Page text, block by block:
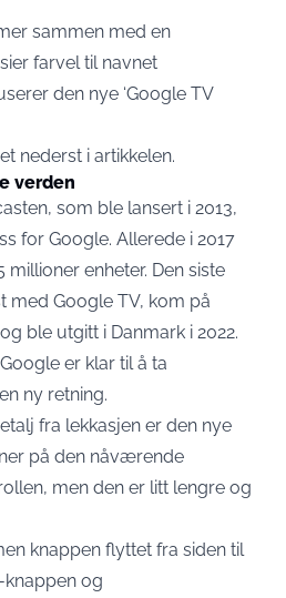
sammen med en
farvel til navnet
den nye ‘Google TV
nederst i artikkelen.
verden
som ble lansert i 2013,
for Google. Allerede i 2017
enheter. Den siste
med Google TV, kom på
ble utgitt i Danmark i 2022.
er klar til å ta
ny retning.
fra lekkasjen er den nye
på den nåværende
men den er litt lengre og
knappen flyttet fra siden til
og